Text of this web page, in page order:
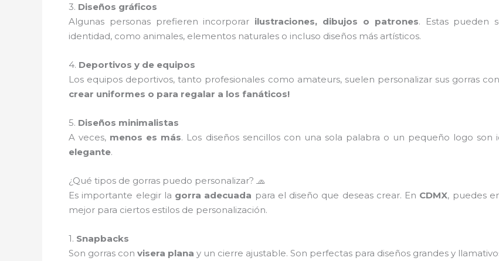
3. Diseños gráficos
Algunas personas prefieren incorporar ilustraciones, dibujos o patrones. Estas pueden
identidad, como animales, elementos naturales o incluso diseños más artísticos.
4. Deportivos y de equipos
Los equipos deportivos, tanto profesionales como amateurs, suelen personalizar sus gorras
crear uniformes o para regalar a los fanáticos!
5. Diseños minimalistas
A veces, menos es más. Los diseños sencillos con una sola palabra o un pequeño logo
elegante.
¿Qué tipos de gorras puedo personalizar? 🧢
Es importante elegir la gorra adecuada para el diseño que deseas crear. En CDMX, puedes
mejor para ciertos estilos de personalización.
1. Snapbacks
Son gorras con visera plana y un cierre ajustable. Son perfectas para diseños grandes y